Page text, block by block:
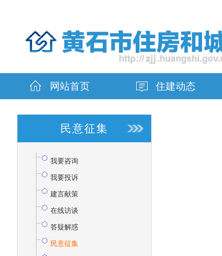
网站首页 住建动态
民意征集
我要咨询
我要投诉
建言献策
在线访谈
答疑解惑
民意征集